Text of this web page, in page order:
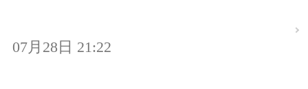
07月28日 21:22